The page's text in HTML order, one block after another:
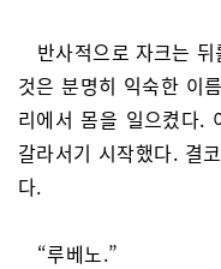
반사적으로 자크는
것은 분명히 익숙한 이
리에서 몸을 일으켰다.
갈라서기 시작했다. 결
다.
“루베노.”